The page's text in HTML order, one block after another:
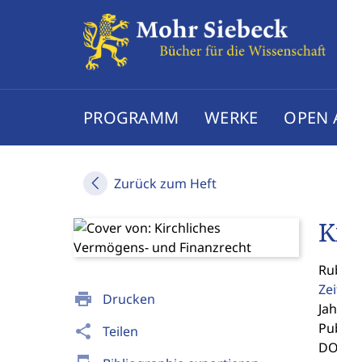
PROGRAMM WERKE OPEN
Zurück zum Heft
print Drucken
share Teilen